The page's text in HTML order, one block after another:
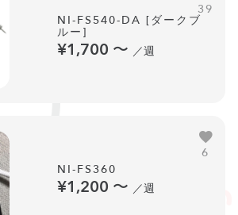
NI-FS540-DA [ダークブ
ルー]
¥1,700 〜 ／週
39
NI-FS360
¥1,200 〜 ／週
6